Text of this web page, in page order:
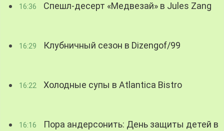
16:36 Спешл-десерт «Медвезай» в Jules Zang
16:29 Клубничный сезон в Dizengof/99
16:22 Холодные супы в Atlantica Bistro
16:16
Пора андерсонить: День защиты детей в